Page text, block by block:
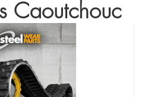
Caoutchouc